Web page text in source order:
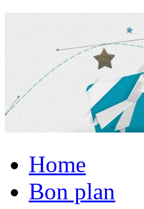
Home
Bon plan